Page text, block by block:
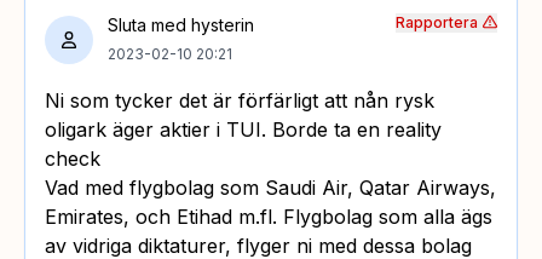
Sluta med hysterin
2023-02-10 20:21
Ni som tycker det är förfärligt att nån rysk
oligark äger aktier i TUI. Borde ta en reality
check
Vad med flygbolag som Saudi Air, Qatar Airways,
Emirates, och Etihad m.fl. Flygbolag som alla ägs
av vidriga diktaturer, flyger ni med dessa bolag
Rapportera